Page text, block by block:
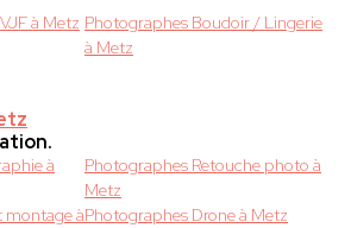
à Metz Photographes Boudoir / Lingerie
à Metz
à
Photographes Retouche photo à
Metz
montage àPhotographes Drone à Metz